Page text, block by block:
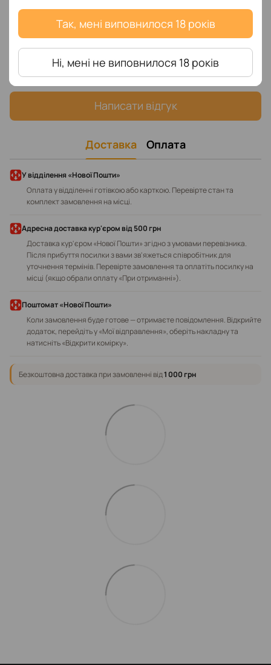
Так, мені виповнилося 18 років
Ні, мені не виповнилося 18 років
Додайте перший відгук
Написати відгук
Доставка Оплата
У відділення «Нової Пошти»
Оплата у відділенні готівкою або карткою. Перевірте стан та
комплект замовлення на місці.
Адресна доставка кур'єром від 500 грн
Доставка кур'єром «Нової Пошти» згідно з умовами перевізника.
Після прибуття посилки з вами зв'яжеться співробітник для
уточнення термінів. Перевірте замовлення та оплатіть посилку на
місці (якщо обрали оплату «При отриманні»).
Поштомат «Нової Пошти»
Коли замовлення буде готове — отримаєте повідомлення. Відкрийте
додаток, перейдіть у «Мої відправлення», оберіть накладну та
натисніть «Відкрити комірку».
Безкоштовна доставка при замовленні від1 000 грн